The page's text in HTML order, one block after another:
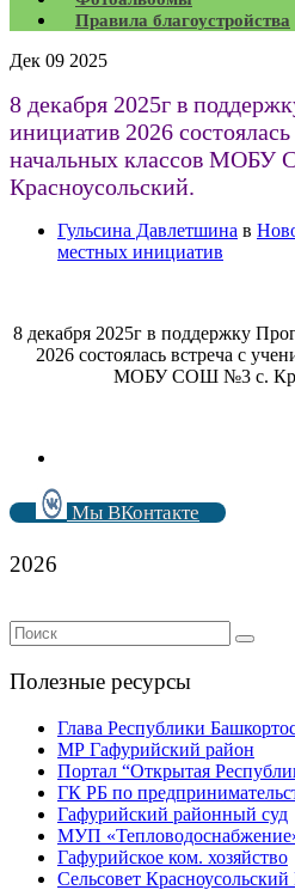
Правила благоустройства
Дек 09 2025
8 декабря 2025г в
инициатив 2026
начальных классов
Красноусольский.
Гульсина Давлетшина в
местных инициатив
8 декабря 2025г в поддержку
2026 состоялась встреча с
МОБУ СОШ №3 с.
Мы ВКонтакте
2026
Полезные ресурсы
Глава Республики
МР Гафурийский район
Портал “Открытая
ГК РБ по
Гафурийский районный суд
МУП
Гафурийское ком. хозяйство
Сельсовет